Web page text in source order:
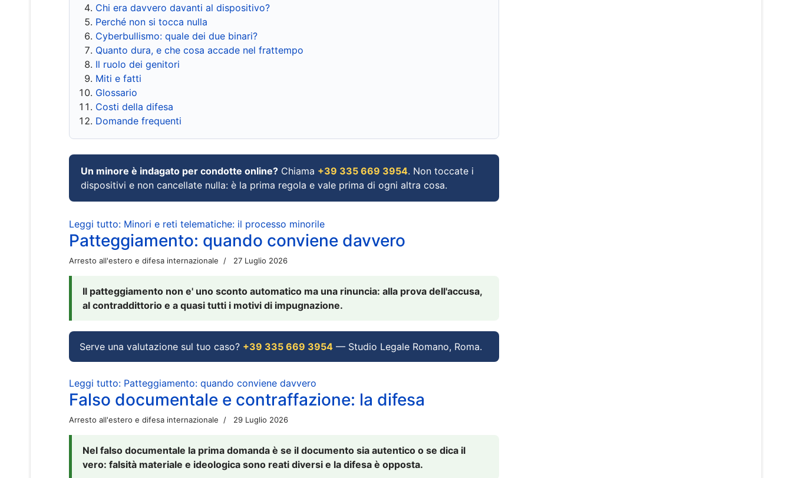
Chi era davvero davanti al dispositivo?
Perché non si tocca nulla
Cyberbullismo: quale dei due binari?
Quanto dura, e che cosa accade nel frattempo
Il ruolo dei genitori
Miti e fatti
Glossario
Costi della difesa
Domande frequenti
Un minore è indagato per condotte online? Chiama +39 335 669 3954. Non toccate i
dispositivi e non cancellate nulla: è la prima regola e vale prima di ogni altra cosa.
Leggi tutto: Minori e reti telematiche: il processo minorile
Patteggiamento: quando conviene davvero
Arresto all'estero e difesa internazionale 27 Luglio 2026
Il patteggiamento non e' uno sconto automatico ma una rinuncia: alla prova dell'accusa,
al contraddittorio e a quasi tutti i motivi di impugnazione.
Serve una valutazione sul tuo caso? +39 335 669 3954 — Studio Legale Romano, Roma.
Leggi tutto: Patteggiamento: quando conviene davvero
Falso documentale e contraffazione: la difesa
Arresto all'estero e difesa internazionale 29 Luglio 2026
Nel falso documentale la prima domanda è se il documento sia autentico o se dica il
vero: falsità materiale e ideologica sono reati diversi e la difesa è opposta.